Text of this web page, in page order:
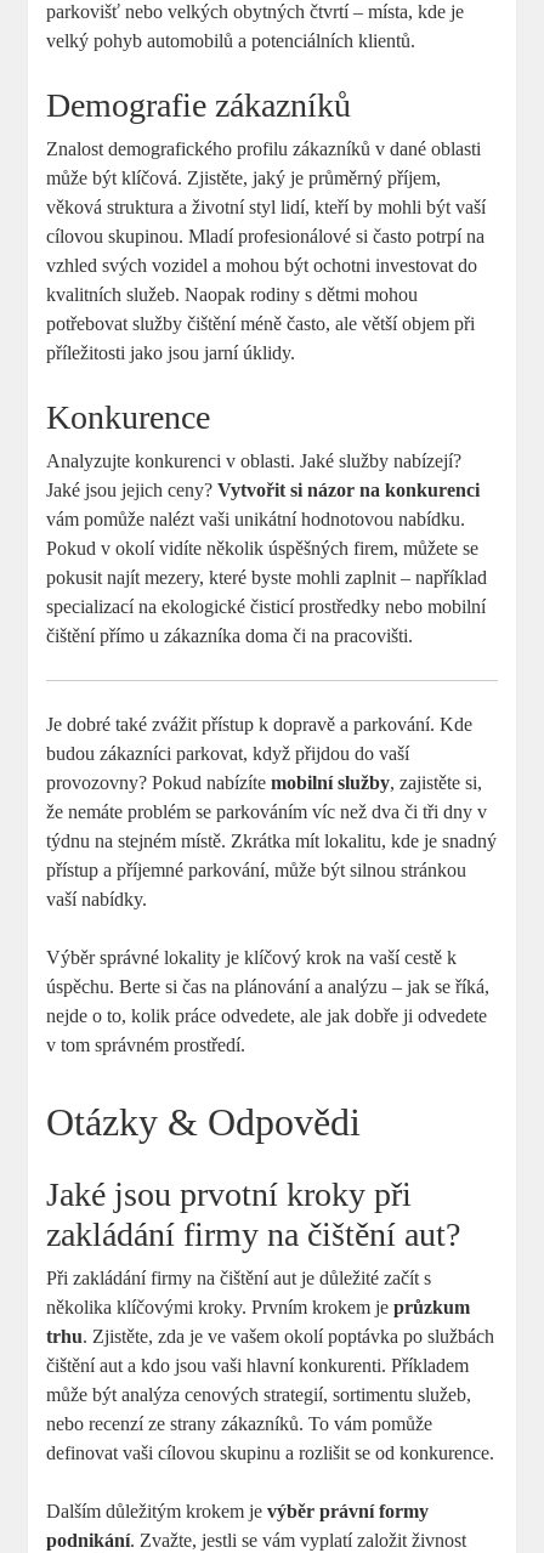
parkovišť nebo velkých obytných čtvrtí – místa, kde je
velký pohyb automobilů a potenciálních klientů.
Demografie zákazníků
Znalost demografického profilu zákazníků v dané oblasti
může být klíčová. Zjistěte, jaký je průměrný příjem,
věková struktura a životní styl lidí, kteří by mohli být vaší
cílovou skupinou. Mladí profesionálové si často potrpí na
vzhled svých vozidel a mohou být ochotni investovat do
kvalitních služeb. Naopak rodiny s dětmi mohou
potřebovat služby čištění méně často, ale větší objem při
příležitosti jako jsou jarní úklidy.
Konkurence
Analyzujte konkurenci v oblasti. Jaké služby nabízejí?
Jaké jsou jejich ceny?Vytvořit si názor na konkurenci
vám pomůže nalézt vaši unikátní hodnotovou nabídku.
Pokud v okolí vidíte několik úspěšných firem, můžete se
pokusit najít mezery, které byste mohli zaplnit – například
specializací na ekologické čisticí prostředky nebo mobilní
čištění přímo u zákazníka doma či na pracovišti.
Je dobré také zvážit přístup k dopravě a parkování. Kde
budou zákazníci parkovat, když přijdou do vaší
provozovny? Pokud nabízítemobilní služby, zajistěte si,
že nemáte problém se parkováním víc než dva či tři dny v
týdnu na stejném místě. Zkrátka mít lokalitu, kde je snadný
přístup a příjemné parkování, může být silnou stránkou
vaší nabídky.
Výběr správné lokality je klíčový krok na vaší cestě k
úspěchu. Berte si čas na plánování a analýzu – jak se říká,
nejde o to, kolik práce odvedete, ale jak dobře ji odvedete
v tom správném prostředí.
Otázky & Odpovědi
Jaké jsou prvotní kroky při
zakládání firmy na čištění aut?
Při zakládání firmy na čištění aut je důležité začít s
několika klíčovými kroky. Prvním krokem jeprůzkum
trhu. Zjistěte, zda je ve vašem okolí poptávka po službách
čištění aut a kdo jsou vaši hlavní konkurenti. Příkladem
může být analýza cenových strategií, sortimentu služeb,
nebo recenzí ze strany zákazníků. To vám pomůže
definovat vaši cílovou skupinu a rozlišit se od konkurence.
Dalším důležitým krokem jevýběr právní formy
podnikání. Zvažte, jestli se vám vyplatí založit živnost